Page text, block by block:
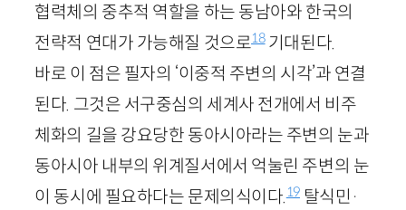
협력체의 중추적 역할을 하는 동남아와 한국의
전략적 연대가 가능해질 것으로18기대된다.
바로 이 점은 필자의 ‘이중적 주변의 시각’과 연결
된다. 그것은 서구중심의 세계사 전개에서 비주
체화의 길을 강요당한 동아시아라는 주변의 눈과
동아시아 내부의 위계질서에서 억눌린 주변의 눈
이 동시에 필요하다는 문제의식이다.19탈식민·